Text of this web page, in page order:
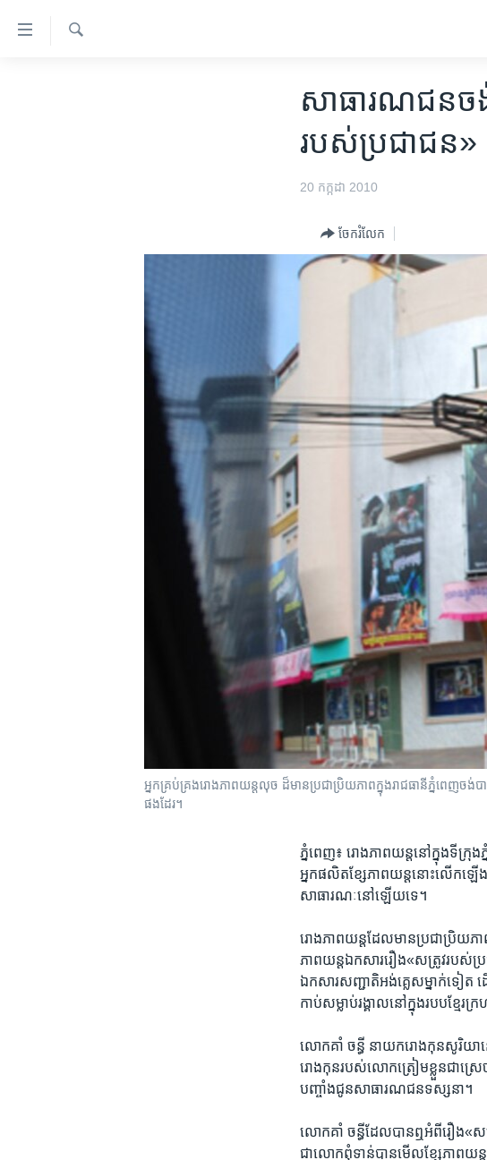
ទៅ​
សាធារណជន​ច
របស់​ប្រជាជន»
20 កក្កដា 2010
ចែករំលែក
អ្នកគ្រប់គ្រង​រោង​ភាពយន្ត​លុច ​ដ៏​មាន​ប្រជាប្រិយ​ភាព​​ក្នុង​រាជធានី​ភ្នំពេញ​ចង់​
ផងដែរ។​​
ភ្នំពេញ៖ រោង​ភាពយន្ត​នៅ​ក្នុង​ទីក្រុង​
អ្នក​ផលិត​ខ្សែ​ភាពយន្ត​នោះ​លើក​ឡើង​
សាធារណៈ​នៅឡើយ​ទេ។
រោង​ភាពយន្ត​ដែល​មាន​ប្រជាប្រិយ​ភ
ភាពយន្ត​ឯកសារ​រឿង​«សត្រូវ​របស់​ប្រ
ឯកសារ​សញ្ជាតិ​អង់គ្លេស​ម្នាក់ទៀត​
កាប់​សម្លាប់​រង្គាល​នៅក្នុង​របប​ខ្មែរ​ក្
លោក​គាំ ចន្ធី ​នាយក​រោងកុន​សូរិយា​នៅ​
រោងកុន​របស់​លោក​ត្រៀម​ខ្លួន​ជាស្រេ
បញ្ចាំង​ជូន​សាធារណ​ជន​ទស្សនា។
លោក​គាំ ចន្ធី​ដែល​បាន​ឮ​អំពី​រឿង​«ស
ជា​លោក​ពុំ​ទាន់​បាន​មើល​ខ្សែ​ភាពយន្